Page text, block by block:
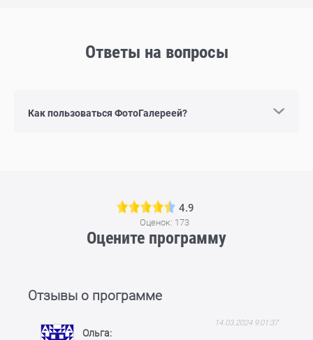
Ответы на вопросы
Как пользоваться ФотоГалереей?
4.9
Оценок: 173
Оцените программу
Отзывы о программе
Ольга
14.03.2024 9:01:37